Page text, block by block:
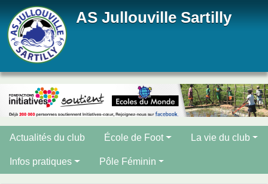
AS Jullouville Sartilly
Actualités du club École de Foot La vie du club
Infos pratiques Pôle Féminin
Panneau de gestion des cookies